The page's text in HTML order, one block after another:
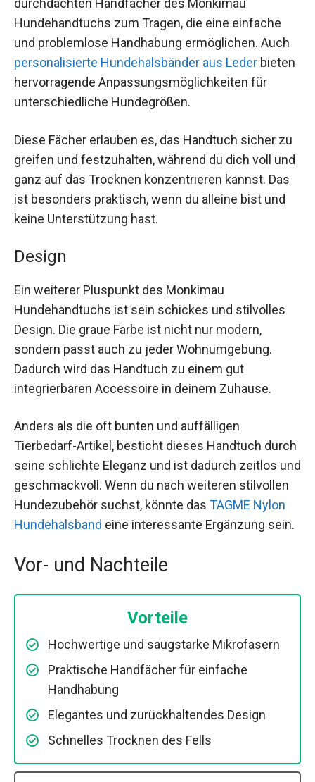
durchdachten Handfächer des Monkimau
Hundehandtuchs zum Tragen, die eine einfache
und problemlose Handhabung ermöglichen. Auch
personalisierte Hundehalsbänder aus Leder bieten
hervorragende Anpassungsmöglichkeiten für
unterschiedliche Hundegrößen.
Diese Fächer erlauben es, das Handtuch sicher zu
greifen und festzuhalten, während du dich voll und
ganz auf das Trocknen konzentrieren kannst. Das
ist besonders praktisch, wenn du alleine bist und
keine Unterstützung hast.
Design
Ein weiterer Pluspunkt des Monkimau
Hundehandtuchs ist sein schickes und stilvolles
Design. Die graue Farbe ist nicht nur modern,
sondern passt auch zu jeder Wohnumgebung.
Dadurch wird das Handtuch zu einem gut
integrierbaren Accessoire in deinem Zuhause.
Anders als die oft bunten und auffälligen
Tierbedarf-Artikel, besticht dieses Handtuch durch
seine schlichte Eleganz und ist dadurch zeitlos und
geschmackvoll. Wenn du nach weiteren stilvollen
Hundezubehör suchst, könnte das TAGME Nylon
Hundehalsband eine interessante Ergänzung sein.
Vor- und Nachteile
Vorteile
Hochwertige und saugstarke Mikrofasern
Praktische Handfächer für einfache
Handhabung
Elegantes und zurückhaltendes Design
Schnelles Trocknen des Fells